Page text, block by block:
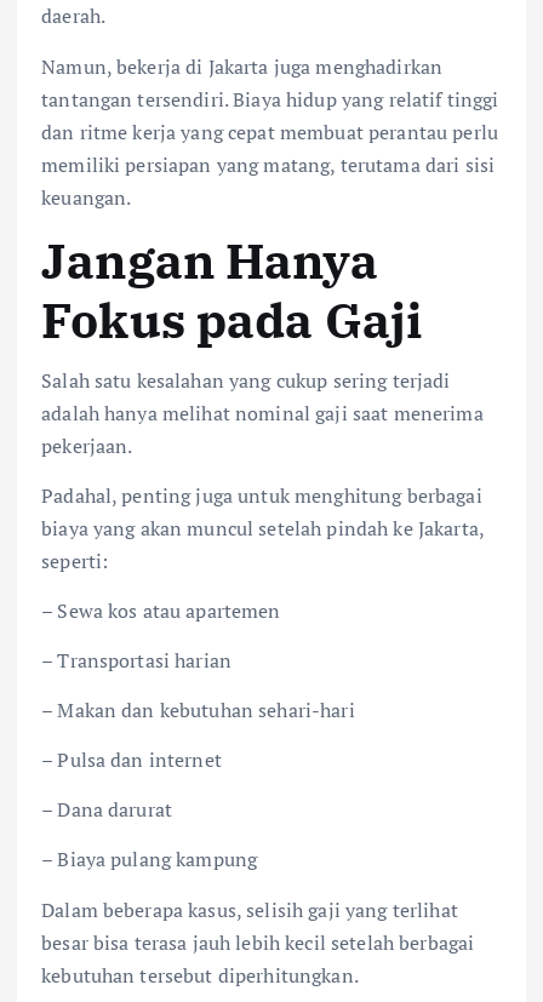
daerah.
Namun, bekerja di Jakarta juga menghadirkan
tantangan tersendiri. Biaya hidup yang relatif tinggi
dan ritme kerja yang cepat membuat perantau perlu
memiliki persiapan yang matang, terutama dari sisi
keuangan.
Jangan Hanya
Fokus pada Gaji
Salah satu kesalahan yang cukup sering terjadi
adalah hanya melihat nominal gaji saat menerima
pekerjaan.
Padahal, penting juga untuk menghitung berbagai
biaya yang akan muncul setelah pindah ke Jakarta,
seperti:
– Sewa kos atau apartemen
– Transportasi harian
– Makan dan kebutuhan sehari-hari
– Pulsa dan internet
– Dana darurat
– Biaya pulang kampung
Dalam beberapa kasus, selisih gaji yang terlihat
besar bisa terasa jauh lebih kecil setelah berbagai
kebutuhan tersebut diperhitungkan.